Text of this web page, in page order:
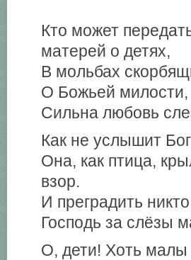
Кто может
матерей о детях,
В мольбах
О Божьей
Сильна любовь
Как не услышит
Она, как птица,
взор.
И преградить
Господь за слёзы
О, дети! Хоть